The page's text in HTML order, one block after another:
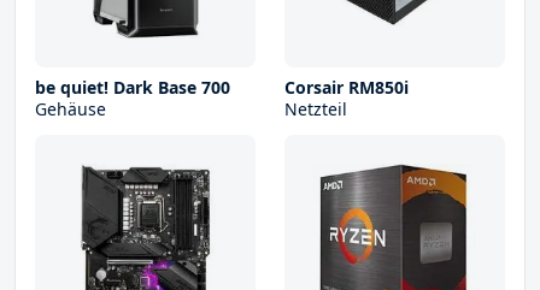
be quiet! Dark Base 700
Gehäuse
Corsair RM850i
Netzteil